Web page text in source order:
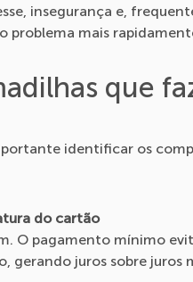
insegurança e,
problema mais
que
identificar os
do cartão
O pagamento mínimo
gerando juros sobre juros